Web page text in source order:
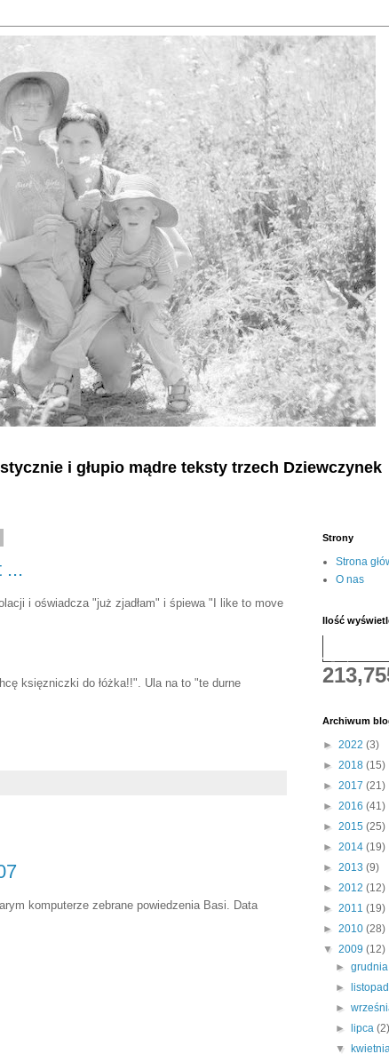
i głupio mądre teksty trzech Dziewczynek
...
i oświadcza "już zjadłam" i śpiewa "I like to move
księzniczki do łóżka!!". Ula na to "te durne
komputerze zebrane powiedzenia Basi. Data
Strony
Strona
O nas
Ilość
Archiwum
► 2022 (3)
► 2018 (15)
► 2017 (21)
► 2016 (41)
► 2015 (25)
► 2014 (19)
► 2013 (9)
► 2012 (12)
► 2011 (19)
► 2010 (28)
▼ 2009 (12)
►
►
►
►
lipca(2)
▼